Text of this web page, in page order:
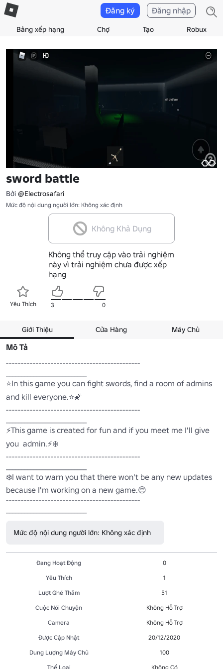
Bảng xếp hạng Chợ Tạo Robux
Đăng ký Đăng nhập
sword battle
Bởi @Electrosafari
Mức độ nội dung người lớn: Không xác định
Không Khả Dụng
Không thể truy cập vào trải nghiệm
này vì trải nghiệm chưa được xếp
hạng
Yêu Thích 3 0
Giới Thiệu Cửa Hàng Máy Chủ
Mô Tả
---------------------------------------------
⭐In this game you can fight swords, find a room of admins
and kill everyone.⭐🌠
---------------------------------------------
⚡This game is created for fun and if you meet me I'll give
you  admin.⚡❄️
---------------------------------------------
❄️I want to warn you that there won't be any new updates
because I'm working on a new game.😔
---------------------------------------------
Mức độ nội dung người lớn: Không xác định
Đang Hoạt Động
0
Yêu Thích
1
Lượt Ghé Thăm
51
Cuộc Nói Chuyện
Không Hỗ Trợ
Camera
Không Hỗ Trợ
Được Cập Nhật
20/12/2020
Dung Lượng Máy Chủ
100
Thể Loại
Không Có